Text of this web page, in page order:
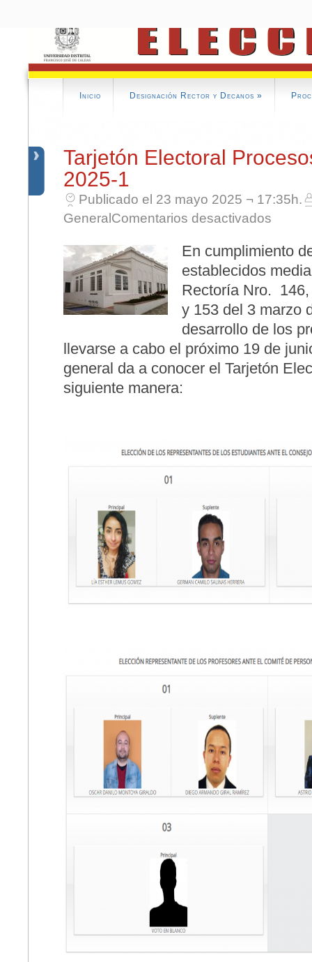
Inicio Designación Rector y Decanos »
Tarjetón Electoral
2025-1
Publicado el 23 mayo 2025 ¬ 17:35h.
General Comentarios desactivados
En cumplimiento
establecidos
Rectoría Nro.
y 153 del 3 marzo
desarrollo de los
llevarse a cabo el próximo 19 de
general da a conocer el Tarjetón
siguiente manera: